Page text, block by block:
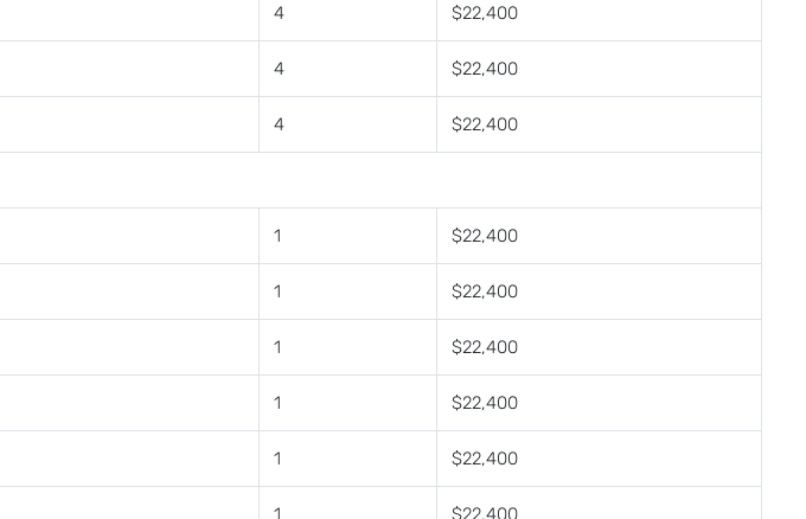
4 $22,400
4 $22,400
4 $22,400
1 $22,400
1 $22,400
1 $22,400
1 $22,400
1 $22,400
1 $22,400